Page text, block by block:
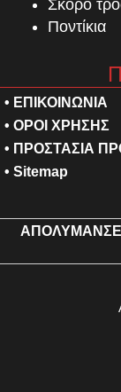
Σκόρο
Ποντίκια
• ΕΠΙΚΟΙΝΩΝΙΑ
• ΟΡΟΙ ΧΡΗΣΗΣ
• ΠΡΟΣΤΑΣΙΑ
• Sitemap